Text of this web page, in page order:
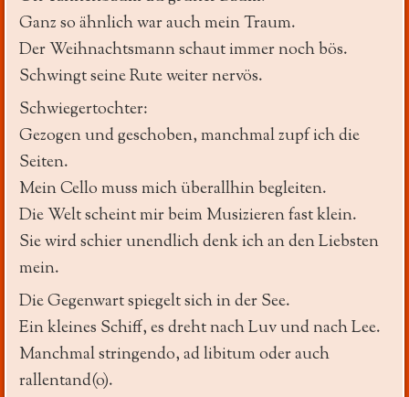
Ganz so ähnlich war auch mein Traum.
Der Weihnachtsmann schaut immer noch bös.
Schwingt seine Rute weiter nervös.
Schwiegertochter:
Gezogen und geschoben, manchmal zupf ich die
Seiten.
Mein Cello muss mich überallhin begleiten.
Die Welt scheint mir beim Musizieren fast klein.
Sie wird schier unendlich denk ich an den Liebsten
mein.
Die Gegenwart spiegelt sich in der See.
Ein kleines Schiff, es dreht nach Luv und nach Lee.
Manchmal stringendo, ad libitum oder auch
rallentand(o).